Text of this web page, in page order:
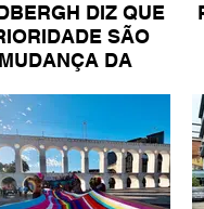
DIZ QUE
SÃO
DA
DE IR